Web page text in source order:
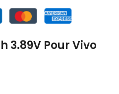
3.89V Pour Vivo